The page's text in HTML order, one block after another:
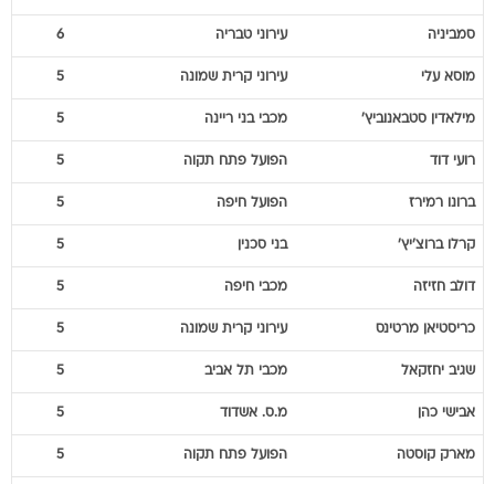
סמביניה עירוני טבריה 6
מוסא עלי עירוני קרית שמונה 5
מילאדין סטבאנוביץ' מכבי בני ריינה 5
רועי דוד הפועל פתח תקוה 5
ברונו רמירז הפועל חיפה 5
קרלו ברוצ'יץ' בני סכנין 5
דולב חזיזה מכבי חיפה 5
כריסטיאן מרטינס עירוני קרית שמונה 5
שגיב יחזקאל מכבי תל אביב 5
אבישי כהן מ.ס. אשדוד 5
מארק קוסטה הפועל פתח תקוה 5